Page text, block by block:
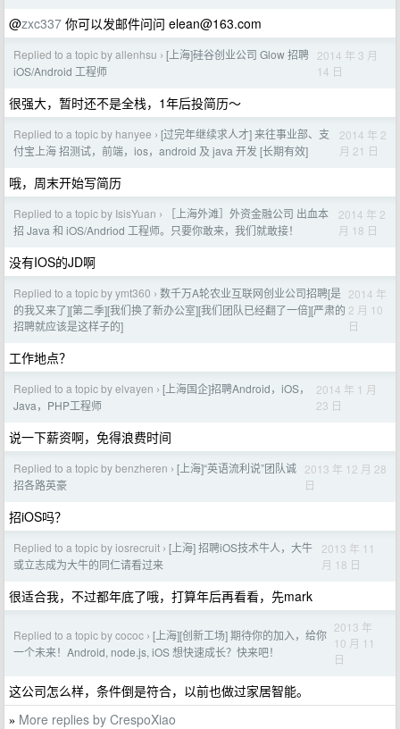
@zxc337 你可以发邮件问问 elean@163.com
Replied to a topic by allenhsu › [上海]硅谷创业公司 Glow 招聘
iOS/Android 工程师
2014 年 3 月
14 日
很强大，暂时还不是全栈，1年后投简历～
Replied to a topic by hanyee › [过完年继续求人才] 来往事业部、支
付宝上海 招测试，前端，ios，android 及 java 开发 [长期有效]
2014 年 2
月 21 日
哦，周末开始写简历
Replied to a topic by IsisYuan ›
［上海外滩］外资金融公司 出血本
招 Java 和 iOS/Andriod 工程师。只要你敢来，我们就敢接！
2014 年 2
月 18 日
没有IOS的JD啊
Replied to a topic by ymt360 › 数千万A轮农业互联网创业公司招聘[是
的我又来了][第二季][我们换了新办公室][我们团队已经翻了一倍][严肃的
招聘就应该是这样子的]
2014 年
2 月 10
日
工作地点？
Replied to a topic by elvayen › [上海国企]招聘Android，iOS，
Java，PHP工程师
2014 年 1 月
23 日
说一下薪资啊，免得浪费时间
Replied to a topic by benzheren › [上海]“英语流利说”团队诚
招各路英豪
2013 年 12 月 28
日
招iOS吗？
Replied to a topic by iosrecruit › [上海] 招聘iOS技术牛人，大牛
或立志成为大牛的同仁请看过来
2013 年 11
月 18 日
很适合我，不过都年底了哦，打算年后再看看，先mark
Replied to a topic by cococ › [上海][创新工场] 期待你的加入，给你
一个未来！Android, node.js, iOS 想快速成长？快来吧！
2013 年
10 月 11
日
这公司怎么样，条件倒是符合，以前也做过家居智能。
» More replies by CrespoXiao